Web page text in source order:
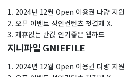
1. 2024년 12월 Open 이용권 다량 지원
2. 오픈 이벤트 성인컨텐츠 첫결제 X.
3. 제휴없는 반값 인기좋은 웹하드
지니파일 GNIEFILE
1. 2024년 12월 Open 이용권 다량 지원